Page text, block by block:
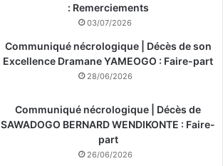
: Remerciements
03/07/2026
Communiqué nécrologique | Décès de son
Excellence Dramane YAMEOGO : Faire-part
28/06/2026
Communiqué nécrologique | Décès de
SAWADOGO BERNARD WENDIKONTE : Faire-
part
26/06/2026